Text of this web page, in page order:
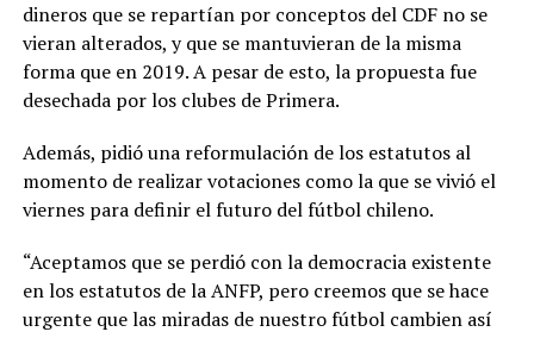
dineros que se repartían por conceptos del CDF no se
vieran alterados, y que se mantuvieran de la misma
forma que en 2019. A pesar de esto, la propuesta fue
desechada por los clubes de Primera.
Además, pidió una reformulación de los estatutos al
momento de realizar votaciones como la que se vivió el
viernes para definir el futuro del fútbol chileno.
“Aceptamos que se perdió con la democracia existente
en los estatutos de la ANFP, pero creemos que se hace
urgente que las miradas de nuestro fútbol cambien así